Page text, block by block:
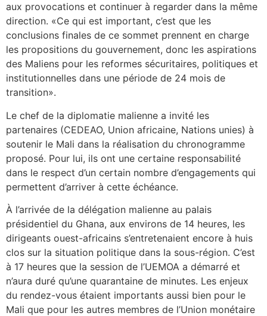
aux provocations et continuer à regarder dans la même
direction. «Ce qui est important, c’est que les
conclusions finales de ce sommet prennent en charge
les propositions du gouvernement, donc les aspirations
des Maliens pour les reformes sécuritaires, politiques et
institutionnelles dans une période de 24 mois de
transition».
Le chef de la diplomatie malienne a invité les
partenaires (CEDEAO, Union africaine, Nations unies) à
soutenir le Mali dans la réalisation du chronogramme
proposé. Pour lui, ils ont une certaine responsabilité
dans le respect d’un certain nombre d’engagements qui
permettent d’arriver à cette échéance.
À l’arrivée de la délégation malienne au palais
présidentiel du Ghana, aux environs de 14 heures, les
dirigeants ouest-africains s’entretenaient encore à huis
clos sur la situation politique dans la sous-région. C’est
à 17 heures que la session de l’UEMOA a démarré et
n’aura duré qu’une quarantaine de minutes. Les enjeux
du rendez-vous étaient importants aussi bien pour le
Mali que pour les autres membres de l’Union monétaire